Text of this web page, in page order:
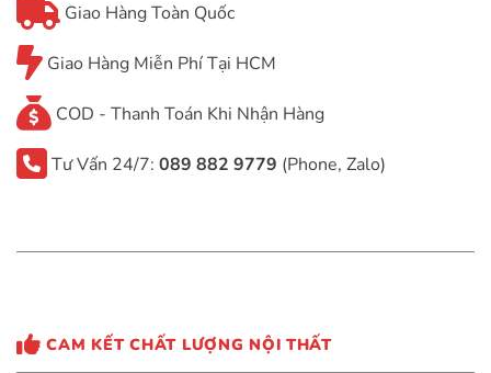
Giao Hàng Toàn Quốc
Giao Hàng Miễn Phí Tại HCM
COD - Thanh Toán Khi Nhận Hàng
Tư Vấn 24/7: 089 882 9779 (Phone, Zalo)
CAM KẾT CHẤT LƯỢNG NỘI THẤT